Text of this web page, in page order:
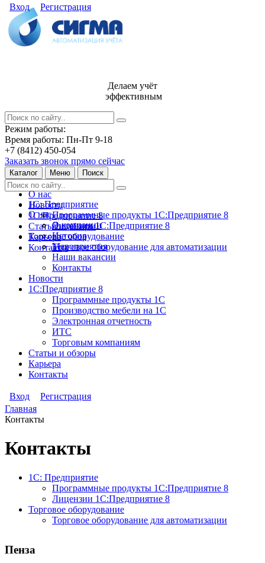
Вход Регистрация
Делаем учёт
эффективным
Режим работы:
Время работы: Пн-Пт 9-18
+7 (8412) 450-054
Заказать звонок прямо сейчас
Каталог Меню Поиск
О нас
Новости
1С:Предприятие 8
Статьи и обзоры
Карьера
Контакты
1С: Предприятие
Программные продукты 1С:Предприятие 8
Лицензии 1С:Предприятие 8
Торговое оборудование
Торговое оборудование для автоматизации
О нас
О компании
История
Мероприятия
Наши вакансии
Контакты
Новости
1С:Предприятие 8
Программные продукты 1С
Производство мебели на 1С
Электронная отчетность
ИТС
Торговым компаниям
Статьи и обзоры
Карьера
Контакты
Вход
Регистрация
Главная
Контакты
Контакты
1С: Предприятие
Программные продукты 1С:Предприятие 8
Лицензии 1С:Предприятие 8
Торговое оборудование
Торговое оборудование для автоматизации
Пенза